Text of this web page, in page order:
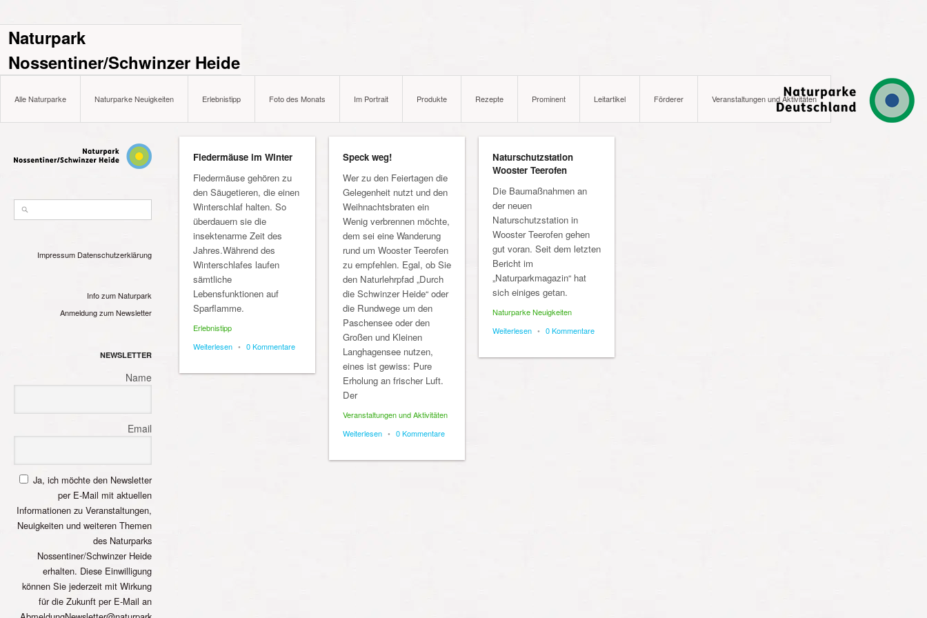
Naturpark
Nossentiner/Schwinzer Heide
Alle Naturparke Naturparke Neuigkeiten Erlebnistipp Foto des Monats Im Portrait Produkte Rezepte Prominent Leitartikel Förderer Veranstaltungen und Aktivitäten
Impressum Datenschutzerklärung
Info zum Naturpark
Anmeldung zum Newsletter
NEWSLETTER
Name
Email
Ja, ich möchte den Newsletter
per E-Mail mit aktuellen
Informationen zu Veranstaltungen,
Neuigkeiten und weiteren Themen
des Naturparks
Nossentiner/Schwinzer Heide
erhalten. Diese Einwilligung
können Sie jederzeit mit Wirkung
für die Zukunft per E-Mail an
Fledermäuse im Winter
Fledermäuse gehören zu
den Säugetieren, die einen
Winterschlaf halten. So
überdauern sie die
insektenarme Zeit des
Jahres.Während des
Winterschlafes laufen
sämtliche
Lebensfunktionen auf
Sparflamme.
Erlebnistipp
Weiterlesen • 0 Kommentare
Speck weg!
Wer zu den Feiertagen die
Gelegenheit nutzt und den
Weihnachtsbraten ein
Wenig verbrennen möchte,
dem sei eine Wanderung
rund um Wooster Teerofen
zu empfehlen. Egal, ob Sie
den Naturlehrpfad „Durch
die Schwinzer Heide“ oder
die Rundwege um den
Paschensee oder den
Großen und Kleinen
Langhagensee nutzen,
eines ist gewiss: Pure
Erholung an frischer Luft.
Der
Veranstaltungen und Aktivitäten
Weiterlesen • 0 Kommentare
Naturschutzstation
Wooster Teerofen
Die Baumaßnahmen an
der neuen
Naturschutzstation in
Wooster Teerofen gehen
gut voran. Seit dem letzten
Bericht im
„Naturparkmagazin“ hat
sich einiges getan.
Naturparke Neuigkeiten
Weiterlesen • 0 Kommentare